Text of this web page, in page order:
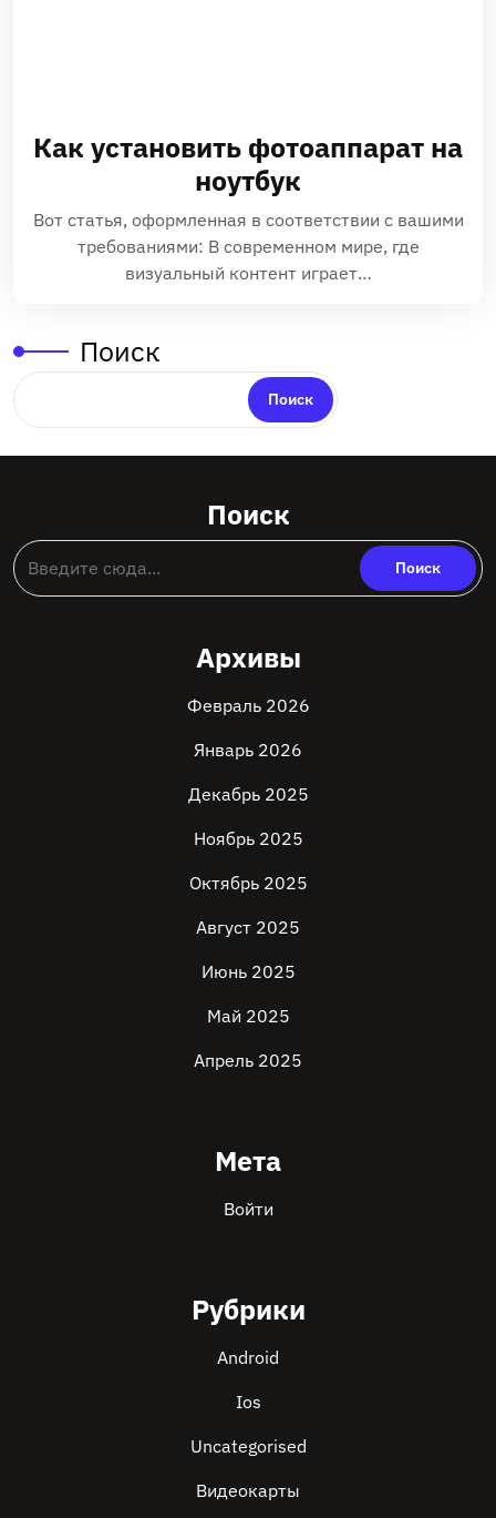
Как установить фотоаппарат на
ноутбук
Вот статья, оформленная в соответствии с вашими
требованиями: В современном мире, где
визуальный контент играет…
Поиск
Поиск
Поиск
Архивы
Февраль 2026
Январь 2026
Декабрь 2025
Ноябрь 2025
Октябрь 2025
Август 2025
Июнь 2025
Май 2025
Апрель 2025
Мета
Войти
Рубрики
Android
Ios
Uncategorised
Видеокарты